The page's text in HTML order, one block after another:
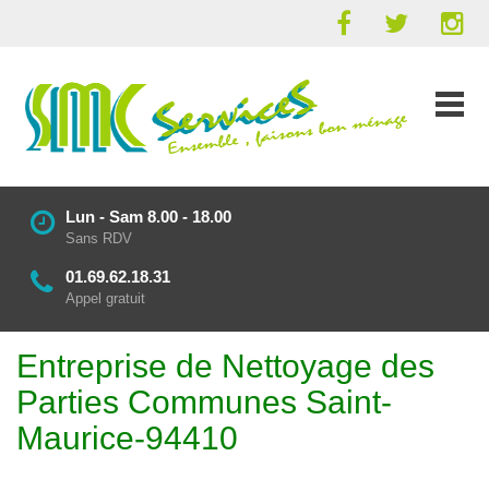
Lun - Sam 8.00 - 18.00
Sans RDV
01.69.62.18.31
Appel gratuit
Entreprise de Nettoyage des
Parties Communes Saint-
Maurice-94410